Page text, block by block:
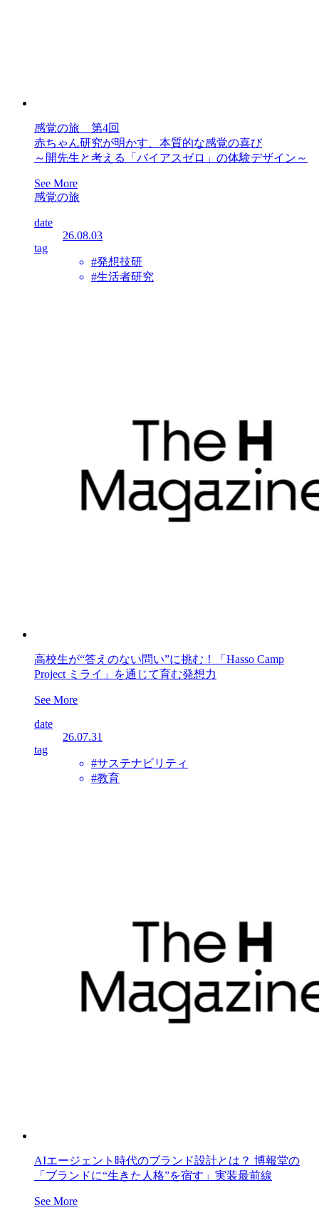
感覚の旅 第4回
赤ちゃん研究が明かす、本質的な感覚の喜び
～開先生と考える「バイアスゼロ」の体験デザイン～
See More
感覚の旅
date
26.08.03
tag
#発想技研
#生活者研究
高校生が“答えのない問い”に挑む！「Hasso Camp
Project ミライ」を通じて育む発想力
See More
date
26.07.31
tag
#サステナビリティ
#教育
AIエージェント時代のブランド設計とは？ 博報堂の
「ブランドに“生きた人格”を宿す」実装最前線
See More